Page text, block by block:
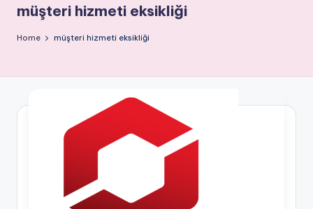
müşteri hizmeti eksikliği
Home müşteri hizmeti eksikliği